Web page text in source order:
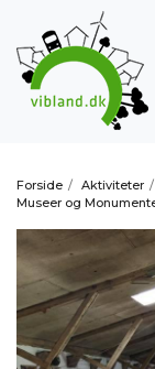
Forside / Aktiviteter /
Museer og